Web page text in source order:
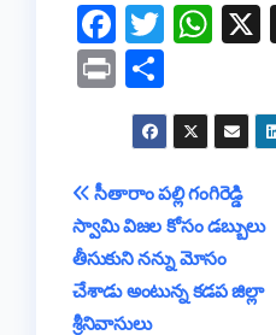
F
a
c
e
b
o
o
k
T
er
W
s
A
p
p
Pr
in h
ar
e
Post
navigation
సీతారాం పల్లి గంగిరెడ్డి
స్వామి విజల కోసం డబ్బులు
తీసుకుని నన్ను మోసం
చేశాడు అంటున్న కడప జిల్లా
శ్రీనివాసులు